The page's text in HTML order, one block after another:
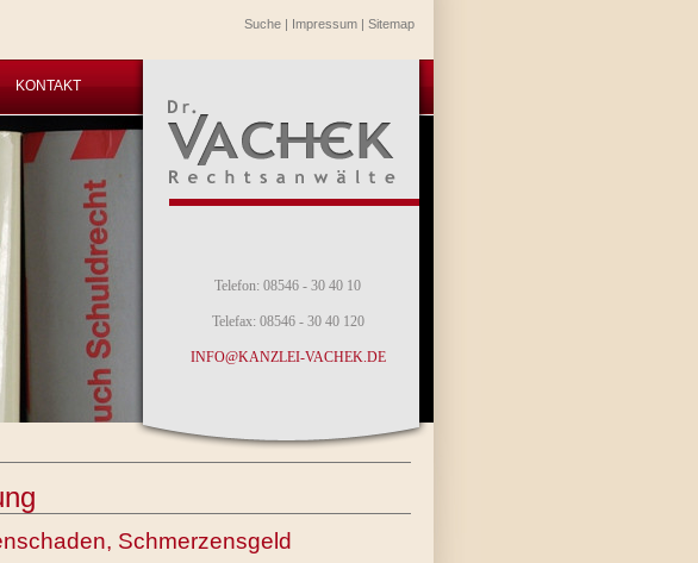
Suche| Impressum| Sitemap
KONTAKT
Telefon: 08546 - 30 40 10
Telefax: 08546 - 30 40 120
INFO@KANZLEI-VACHEK.DE
Schmerzensgeld